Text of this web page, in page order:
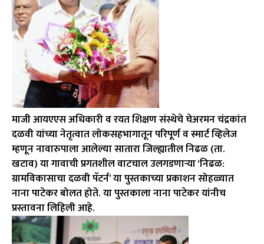
माजी आयएएस अधिकारी व रयत शिक्षण संस्थेचे चेअरमन चंद्रकांत
दळवी यांच्या नेतृत्वात लोकसहभागातून परिपूर्ण व स्मार्ट व्हिलेज
म्हणून नावारुपाला आलेल्या सातारा जिल्ह्यातील निढळ (ता.
खटाव) या गावाची प्रगतशील वाटचाल उलगडणार्‍या ‘निढळ:
ग्रामविकासाचा दळवी पॅटर्न’ या पुस्तकाच्या प्रकाशन सोहळ्यात
नाना पाटेकर बोलत होते. या पुस्तकाला नाना पाटेकर यांनीच
प्रस्तावना लिहिली आहे.